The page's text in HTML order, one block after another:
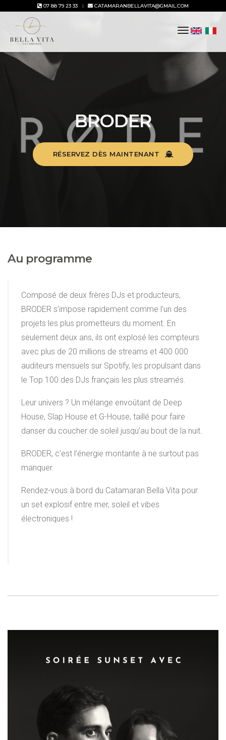
07 88 79 23 33 CATAMARANBELLAVITA@GMAIL.COM
toggle
BRODER
RÉSERVEZ DÈS MAINTENANT
Au programme
Composé de deux frères DJs et producteurs,
BRODER s’impose rapidement comme l’un des
projets les plus prometteurs du moment. En
seulement deux ans, ils ont explosé les compteurs
avec plus de 20 millions de streams et 400 000
auditeurs mensuels sur Spotify, les propulsant dans
le Top 100 des DJs français les plus streamés.
Leur univers ? Un mélange envoûtant de Deep
House, Slap House et G-House, taillé pour faire
danser du coucher de soleil jusqu’au bout de la nuit.
BRODER, c’est l’énergie montante à ne surtout pas
manquer.
Rendez-vous à bord du Catamaran Bella Vita pour
un set explosif entre mer, soleil et vibes
électroniques !